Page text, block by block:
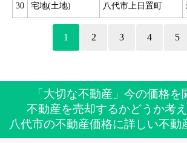
30 宅地(土地) 八代市上日置町
1 2 3 4 5
「大切な不動産」今の価格を
不動産を売却するかどうか考
八代市の不動産価格に詳しい不動